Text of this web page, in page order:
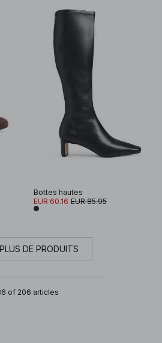
Bottes hautes
EUR 60.16 EUR 85.95
DE PRODUITS
of 206 articles